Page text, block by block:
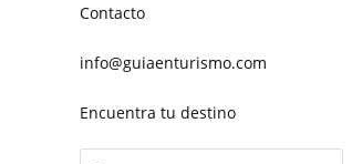
Contacto
info@guiaenturismo.com
Encuentra tu destino